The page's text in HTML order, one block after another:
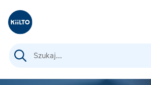
Kiilto Poland
Szukaj: